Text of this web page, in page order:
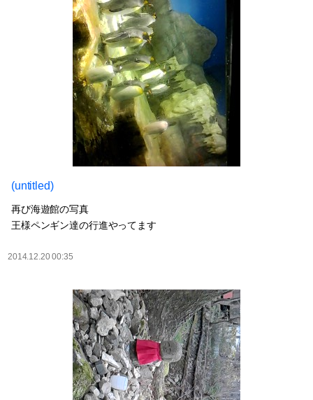
(untitled)
再び海遊館の写真
王様ペンギン達の行進やってます
2014.12.20 00:35